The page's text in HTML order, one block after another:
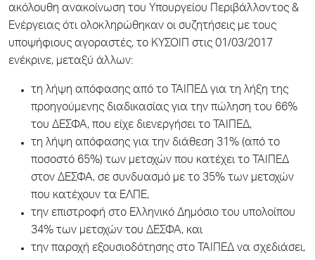
ακόλουθη ανακοίνωση του Υπουργείου Περιβάλλοντος &
Ενέργειας ότι ολοκληρώθηκαν οι συζητήσεις με τους
υποψήφιους αγοραστές, το ΚΥΣΟΙΠ στις 01/03/2017
ενέκρινε, μεταξύ άλλων:
τη λήψη απόφασης από το ΤΑΙΠΕΔ για τη λήξη της
προηγούμενης διαδικασίας για την πώληση του 66%
του ΔΕΣΦΑ, που είχε διενεργήσει το ΤΑΙΠΕΔ,
τη λήψη απόφασης για την διάθεση 31% (από το
ποσοστό 65%) των μετοχών που κατέχει το ΤΑΙΠΕΔ
στον ΔΕΣΦΑ, σε συνδυασμό με το 35% των μετοχών
που κατέχουν τα ΕΛΠΕ,
την επιστροφή στο Ελληνικό Δημόσιο του υπολοίπου
34% των μετοχών του ΔΕΣΦΑ, και
την παροχή εξουσιοδότησης στο ΤΑΙΠΕΔ να σχεδιάσει,